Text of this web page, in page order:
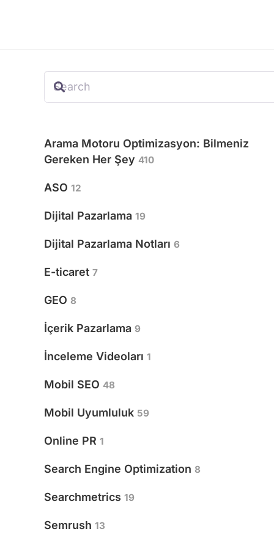
Arama Motoru Optimizasyon: Bilmeniz
Gereken Her Şey 410
ASO 12
Dijital Pazarlama 19
Dijital Pazarlama Notları 6
E-ticaret 7
GEO 8
İçerik Pazarlama 9
İnceleme Videoları 1
Mobil SEO 48
Mobil Uyumluluk 59
Online PR 1
Search Engine Optimization 8
Searchmetrics 19
Semrush 13